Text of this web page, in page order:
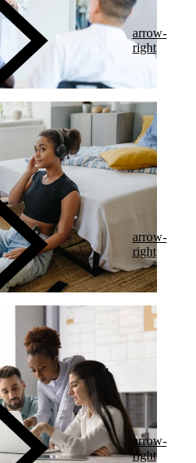
arrow-
right
arrow-
right
arrow-
right